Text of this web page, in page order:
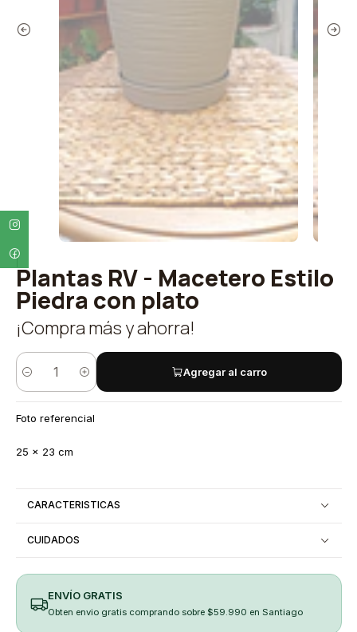
|Plantas RV - Macetero Estilo
Piedra con plato
¡Compra más y ahorra!
Cantidad
Agregar al carro
Foto referencial
25 x 23 cm
CARACTERISTICAS
CUIDADOS
ENVÍO GRATIS
Obten envio gratis comprando sobre $59.990 en Santiago